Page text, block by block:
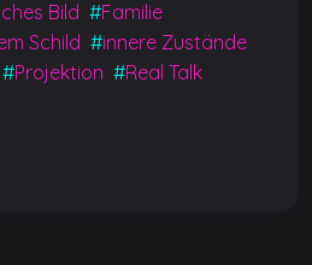
ss
e
g
g
ai
l
p
y
Bild #Familie
Schild #innere Zustände
#Projektion #Real Talk